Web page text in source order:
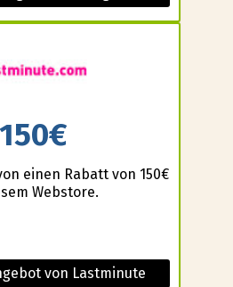
150€
einen Rabatt von 150€
Webstore.
von Lastminute